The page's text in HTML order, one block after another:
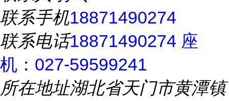
联系手机18871490274
联系电话18871490274 座
机：027-59599241
所在地址湖北省天门市黄潭镇